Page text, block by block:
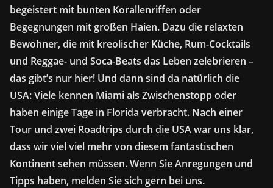
begeistert mit bunten Korallenriffen oder
Begegnungen mit großen Haien. Dazu die relaxten
Bewohner, die mit kreolischer Küche, Rum-Cocktails
und Reggae- und Soca-Beats das Leben zelebrieren –
das gibt’s nur hier! Und dann sind da natürlich die
USA: Viele kennen Miami als Zwischenstopp oder
haben einige Tage in Florida verbracht. Nach einer
Tour und zwei Roadtrips durch die USA war uns klar,
dass wir viel viel mehr von diesem fantastischen
Kontinent sehen müssen. Wenn Sie Anregungen und
Tipps haben, melden Sie sich gern bei uns.